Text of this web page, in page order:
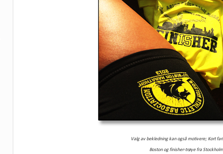
Valg av bekledning kan også motivere; Kort
Boston og finisher-trøye fra